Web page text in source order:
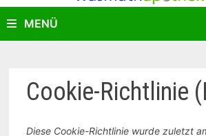
MENÜ
Cookie-Richtlinie
Diese Cookie-Richtlinie wurde zuletzt